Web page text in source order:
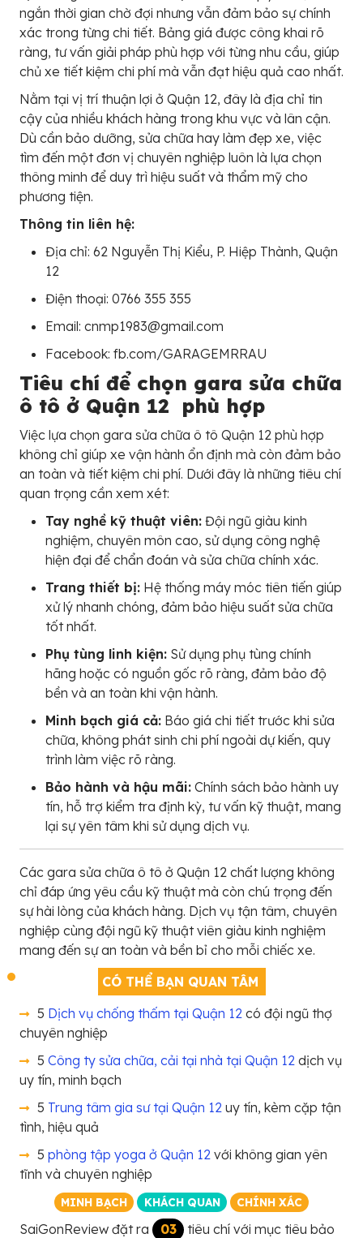
ngắn thời gian chờ đợi nhưng vẫn đảm bảo sự chính
xác trong từng chi tiết. Bảng giá được công khai rõ
ràng, tư vấn giải pháp phù hợp với từng nhu cầu, giúp
chủ xe tiết kiệm chi phí mà vẫn đạt hiệu quả cao nhất.
Nằm tại vị trí thuận lợi ở Quận 12, đây là địa chỉ tin
cậy của nhiều khách hàng trong khu vực và lân cận.
Dù cần bảo dưỡng, sửa chữa hay làm đẹp xe, việc
tìm đến một đơn vị chuyên nghiệp luôn là lựa chọn
thông minh để duy trì hiệu suất và thẩm mỹ cho
phương tiện.
Thông tin liên hệ:
Địa chỉ: 62 Nguyễn Thị Kiểu, P. Hiệp Thành, Quận
12
Điện thoại: 0766 355 355
Email: cnmp1983@gmail.com
Facebook: fb.com/GARAGEMRRAU
Tiêu chí để chọn gara sửa chữa
ô tô ở Quận 12 phù hợp
Việc lựa chọn gara sửa chữa ô tô Quận 12 phù hợp
không chỉ giúp xe vận hành ổn định mà còn đảm bảo
an toàn và tiết kiệm chi phí. Dưới đây là những tiêu chí
quan trọng cần xem xét:
Tay nghề kỹ thuật viên: Đội ngũ giàu kinh
nghiệm, chuyên môn cao, sử dụng công nghệ
hiện đại để chẩn đoán và sửa chữa chính xác.
Trang thiết bị: Hệ thống máy móc tiên tiến giúp
xử lý nhanh chóng, đảm bảo hiệu suất sửa chữa
tốt nhất.
Phụ tùng linh kiện: Sử dụng phụ tùng chính
hãng hoặc có nguồn gốc rõ ràng, đảm bảo độ
bền và an toàn khi vận hành.
Minh bạch giá cả: Báo giá chi tiết trước khi sửa
chữa, không phát sinh chi phí ngoài dự kiến, quy
trình làm việc rõ ràng.
Bảo hành và hậu mãi: Chính sách bảo hành uy
tín, hỗ trợ kiểm tra định kỳ, tư vấn kỹ thuật, mang
lại sự yên tâm khi sử dụng dịch vụ.
Các gara sửa chữa ô tô ở Quận 12 chất lượng không
chỉ đáp ứng yêu cầu kỹ thuật mà còn chú trọng đến
sự hài lòng của khách hàng. Dịch vụ tận tâm, chuyên
nghiệp cùng đội ngũ kỹ thuật viên giàu kinh nghiệm
mang đến sự an toàn và bền bỉ cho mỗi chiếc xe.
CÓ THỂ BẠN QUAN TÂM
5 Dịch vụ chống thấm tại Quận 12 có đội ngũ thợ
chuyên nghiệp
5 Công ty sửa chữa, cải tại nhà tại Quận 12 dịch vụ
uy tín, minh bạch
5 Trung tâm gia sư tại Quận 12 uy tín, kèm cặp tận
tình, hiệu quả
5 phòng tập yoga ở Quận 12 với không gian yên
tĩnh và chuyên nghiệp
MINH BẠCH KHÁCH QUAN CHÍNH XÁC
SaiGonReview đặt ra 03
tiêu chí với mục tiêu bảo